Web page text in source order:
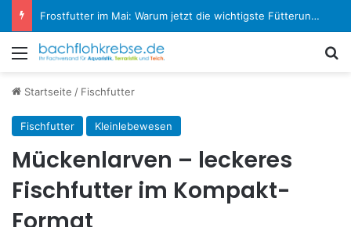
Frostfutter im Mai: Warum jetzt die wichtigste Fütterungsphase im Aquarium beginnt
Menü
Startseite / Fischfutter
Fischfutter Kleinlebewesen
Mückenlarven – leckeres
Fischfutter im Kompakt-